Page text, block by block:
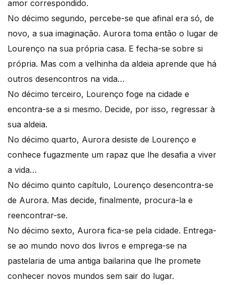
amor correspondido.
No décimo segundo, percebe-se que afinal era só, de
novo, a sua imaginação. Aurora toma então o lugar de
Lourenço na sua própria casa. E fecha-se sobre si
própria. Mas com a velhinha da aldeia aprende que há
outros desencontros na vida…
No décimo terceiro, Lourenço foge na cidade e
encontra-se a si mesmo. Decide, por isso, regressar à
sua aldeia.
No décimo quarto, Aurora desiste de Lourenço e
conhece fugazmente um rapaz que lhe desafia a viver
a vida…
No décimo quinto capítulo, Lourenço desencontra-se
de Aurora. Mas decide, finalmente, procura-la e
reencontrar-se.
No décimo sexto, Aurora fica-se pela cidade. Entrega-
se ao mundo novo dos livros e emprega-se na
pastelaria de uma antiga bailarina que lhe promete
conhecer novos mundos sem sair do lugar.